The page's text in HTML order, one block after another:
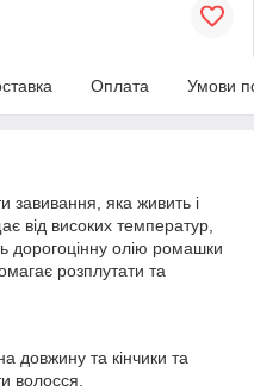
Оплата Умови
завивання, яка живить і
від високих температур,
дорогоцінну олію ромашки
розплутати та
довжину та кінчики та
волосся.